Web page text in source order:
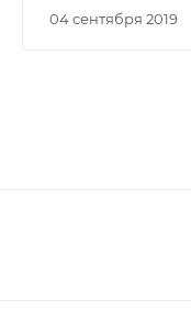
04 сентября 2019